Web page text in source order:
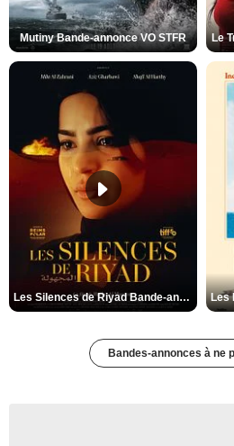
Mutiny Bande-annonce VO STFR Le
Les Silences de Riyad Bande-annonce VO STFR
Bandes-annonces à ne